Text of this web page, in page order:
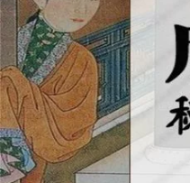
女裝
日本購物 電子/紙本書